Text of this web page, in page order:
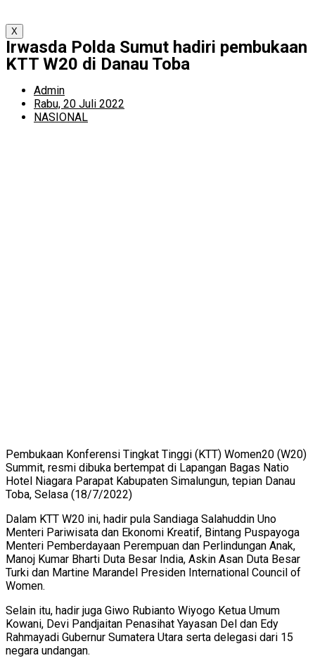
X
Irwasda Polda Sumut hadiri pembukaan
KTT W20 di Danau Toba
Admin
Rabu, 20 Juli 2022
NASIONAL
Pembukaan Konferensi Tingkat Tinggi (KTT) Women20 (W20)
Summit, resmi dibuka bertempat di Lapangan Bagas Natio
Hotel Niagara Parapat Kabupaten Simalungun, tepian Danau
Toba, Selasa (18/7/2022)
Dalam KTT W20 ini, hadir pula Sandiaga Salahuddin Uno
Menteri Pariwisata dan Ekonomi Kreatif, Bintang Puspayoga
Menteri Pemberdayaan Perempuan dan Perlindungan Anak,
Manoj Kumar Bharti Duta Besar India, Askin Asan Duta Besar
Turki dan Martine Marandel Presiden International Council of
Women.
Selain itu, hadir juga Giwo Rubianto Wiyogo Ketua Umum
Kowani, Devi Pandjaitan Penasihat Yayasan Del dan Edy
Rahmayadi Gubernur Sumatera Utara serta delegasi dari 15
negara undangan.